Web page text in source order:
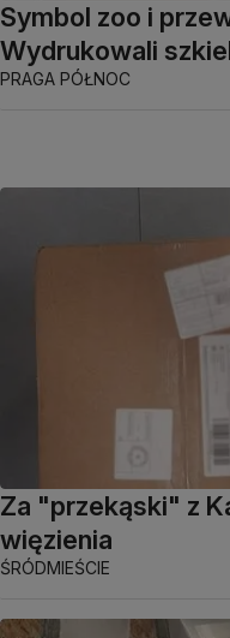
Symbol zoo i
Wydrukowali
PRAGA PÓŁNOC
Za "przekąski" z
więzienia
ŚRÓDMIEŚCIE